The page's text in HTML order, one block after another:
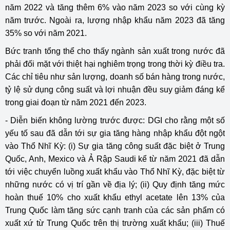
năm 2022 và tăng thêm 6% vào năm 2023 so với cùng kỳ
năm trước. Ngoài ra, lượng nhập khẩu năm 2023 đã tăng
35% so với năm 2021.
Bức tranh tổng thể cho thấy ngành sản xuất trong nước đã
phải đối mặt với thiệt hại nghiêm trọng trong thời kỳ điều tra.
Các chỉ tiêu như sản lượng, doanh số bán hàng trong nước,
tỷ lệ sử dụng công suất và lợi nhuận đều suy giảm đáng kể
trong giai đoạn từ năm 2021 đến 2023.
- Diễn biến không lường trước được: DGI cho rằng một số
yếu tố sau đã dẫn tới sự gia tăng hàng nhập khẩu đột ngột
vào Thổ Nhĩ Kỳ: (i) Sự gia tăng công suất đặc biệt ở Trung
Quốc, Anh, Mexico và Ả Rập Saudi kể từ năm 2021 đã dẫn
tới việc chuyển luồng xuất khẩu vào Thổ Nhĩ Kỳ, đặc biệt từ
những nước có vị trí gần về địa lý; (ii) Quy định tăng mức
hoàn thuế 10% cho xuất khẩu ethyl acetate lên 13% của
Trung Quốc làm tăng sức cạnh tranh của các sản phẩm có
xuất xứ từ Trung Quốc trên thị trường xuất khẩu; (iii) Thuế